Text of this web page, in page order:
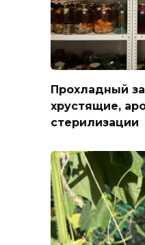
Прохладный
хрустящие,
стерилизации